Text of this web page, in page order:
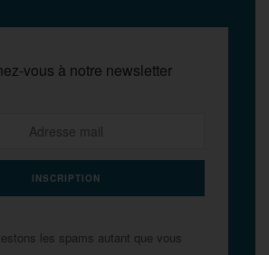
vous à notre newsletter
les spams autant que vous